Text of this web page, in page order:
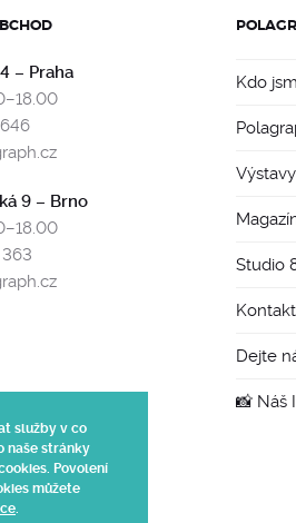
služby v co
naše stránky
Povolení
můžete
.
– Praha
9 – Brno
Kdo
Výstavy
Studio
Dejte
📸 Náš